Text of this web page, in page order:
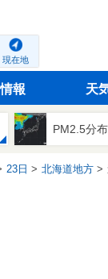
現在地
報 天
PM2.5分
23日 北海道地方